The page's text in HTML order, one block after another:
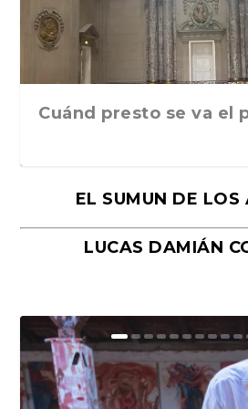
Cuánd presto se va el
EL SUMUN DE LOS
LUCAS DAMIÁN